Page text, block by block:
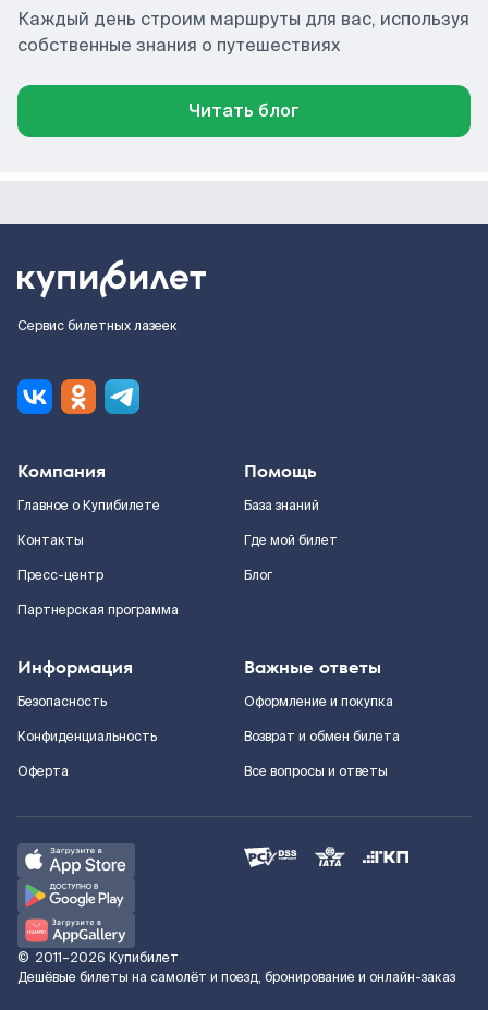
Каждый день строим маршруты для вас, используя
собственные знания о путешествиях
Читать блог
Сервис билетных лазеек
Компания
Главное о Купибилете
Контакты
Пресс-центр
Партнерская программа
Помощь
База знаний
Где мой билет
Блог
Информация
Безопасность
Конфиденциальность
Оферта
Важные ответы
Оформление и покупка
Возврат и обмен билета
Все вопросы и ответы
© 2011–2026 Купибилет
Дешёвые билеты на самолёт и поезд, бронирование и онлайн-заказ